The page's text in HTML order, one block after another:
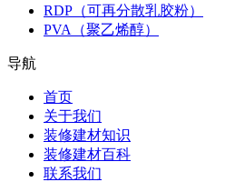
RDP（可再分散乳胶粉）
PVA（聚乙烯醇）
导航
首页
关于我们
装修建材知识
装修建材百科
联系我们